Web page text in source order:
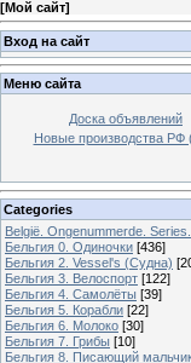
[Мой сайт]
Вход на сайт
Меню сайта
Доска объявлений
Новые производства РФ
Categories
België. Ongenummerde. Series.
Бельгия 0. Одиночки [436]
Бельгия 2. Vessel's (Судна)
Бельгия 3. Велоспорт [122]
Бельгия 4. Самолёты [39]
Бельгия 5. Корабли [22]
Бельгия 6. Молоко [30]
Бельгия 7. Грибы [10]
Бельгия 8. Писающий